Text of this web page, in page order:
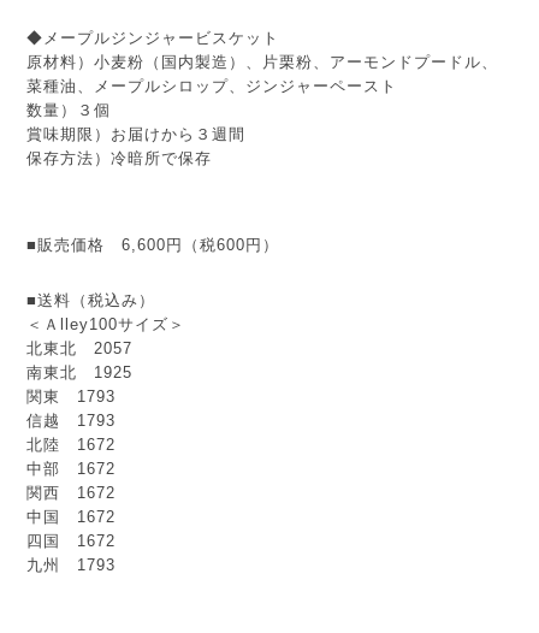
◆メープルジンジャービスケット
原材料）小麦粉（国内製造）、片栗粉、アーモンドプードル、
菜種油、メープルシロップ、ジンジャーペースト
数量）３個
賞味期限）お届けから３週間
保存方法）冷暗所で保存
■販売価格 6,600円（税600円）
■送料（税込み）
＜Ａlley100サイズ＞
北東北 2057
南東北 1925
関東 1793
信越 1793
北陸 1672
中部 1672
関西 1672
中国 1672
四国 1672
九州 1793